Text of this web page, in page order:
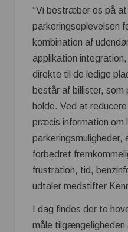
“Vi bestræber os på
parkeringsoplevelsen
kombination af
applikation
direkte til de ledige
består af billister,
holde. Ved at
præcis information om
parkeringsmuligheder,
forbedret
frustration, tid,
udtaler medstifter
I dag findes der to
måle tilgængeligheden